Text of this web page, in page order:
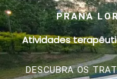
PRANA
Atividades
DESCUBRA OS